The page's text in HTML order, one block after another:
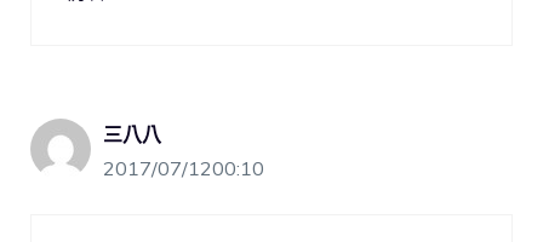
三八八
2017/07/1200:10